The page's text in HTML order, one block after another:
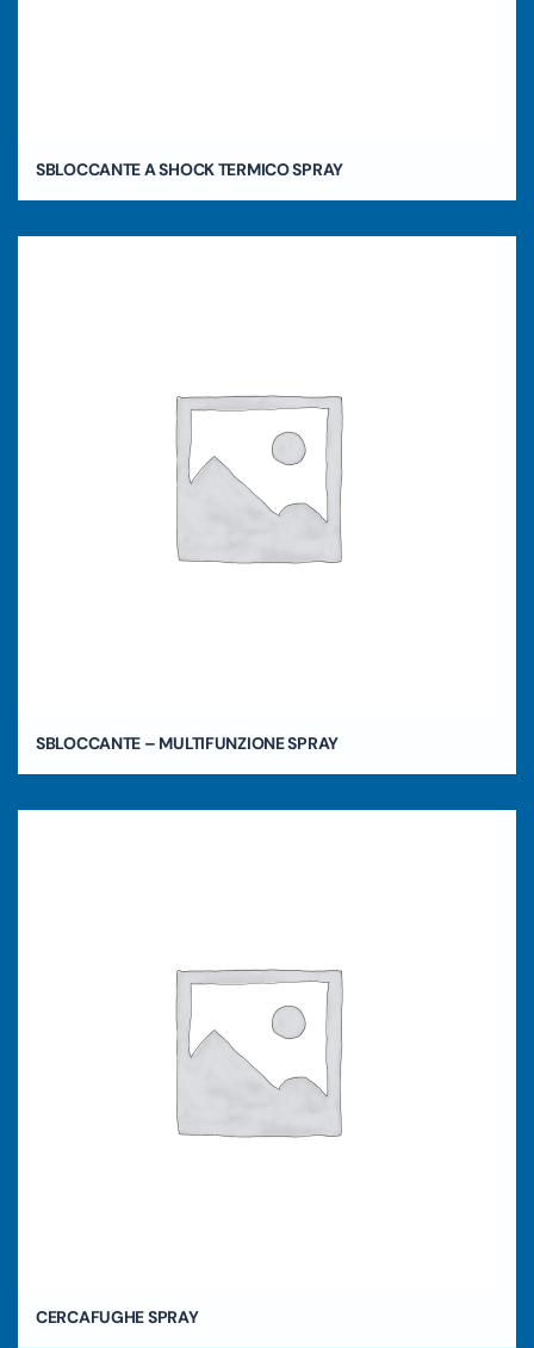
SBLOCCANTE A SHOCK TERMICO SPRAY
SBLOCCANTE – MULTIFUNZIONE SPRAY
CERCAFUGHE SPRAY